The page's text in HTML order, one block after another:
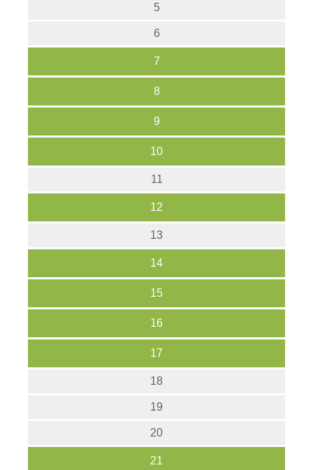
5
6
7
8
9
10
11
12
13
14
15
16
17
18
19
20
21